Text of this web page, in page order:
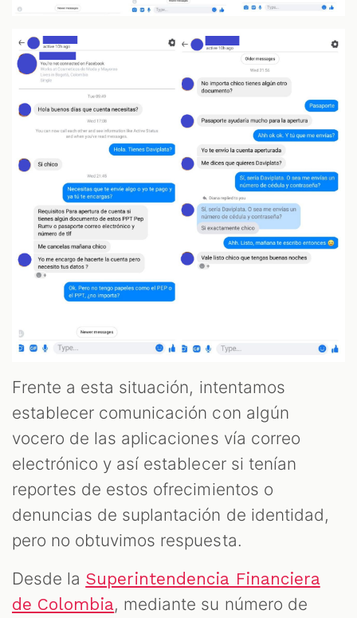
Frente a esta situación, intentamos
establecer comunicación con algún
vocero de las aplicaciones vía correo
electrónico y así establecer si tenían
reportes de estos ofrecimientos o
denuncias de suplantación de identidad,
pero no obtuvimos respuesta.
Desde la Superintendencia Financiera
de Colombia, mediante su número de